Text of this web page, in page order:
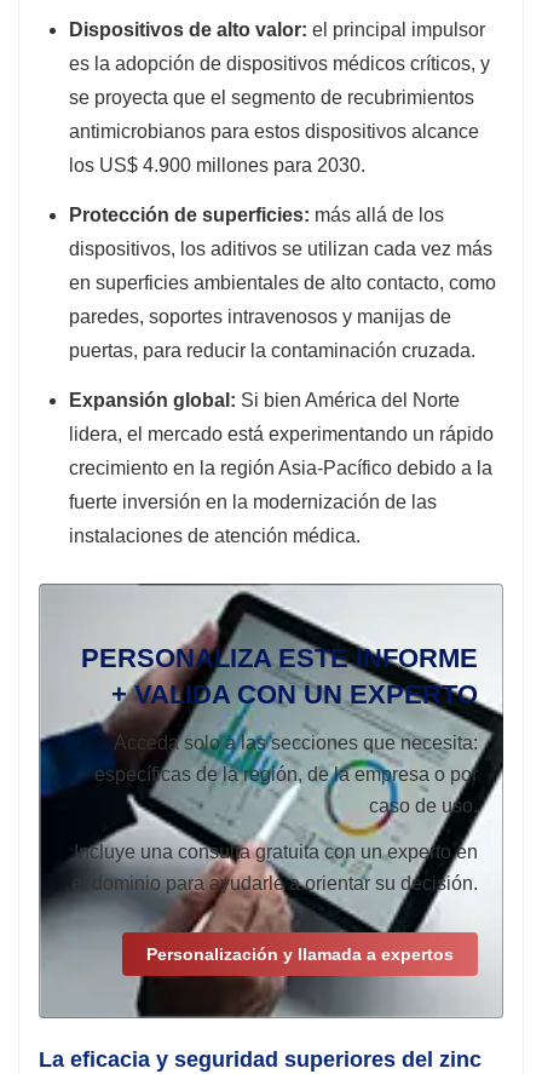
Dispositivos de alto valor: el principal impulsor
es la adopción de dispositivos médicos críticos, y
se proyecta que el segmento de recubrimientos
antimicrobianos para estos dispositivos alcance
los US$ 4.900 millones para 2030.
Protección de superficies: más allá de los
dispositivos, los aditivos se utilizan cada vez más
en superficies ambientales de alto contacto, como
paredes, soportes intravenosos y manijas de
puertas, para reducir la contaminación cruzada.
Expansión global: Si bien América del Norte
lidera, el mercado está experimentando un rápido
crecimiento en la región Asia-Pacífico debido a la
fuerte inversión en la modernización de las
instalaciones de atención médica.
PERSONALIZA ESTE INFORME
+ VALIDA CON UN EXPERTO
Acceda solo a las secciones que necesita:
específicas de la región, de la empresa o por
caso de uso.
Incluye una consulta gratuita con un experto en
el dominio para ayudarle a orientar su decisión.
Personalización y llamada a expertos
La eficacia y seguridad superiores del zinc